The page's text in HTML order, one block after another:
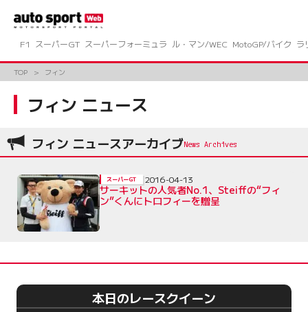
ツ
ス
F1 スーパーGT スーパーフォーミュラ ル・マン/WEC MotoGP/バイク ラ
TOP フィン
フィン ニュース
フィン ニュースアーカイブ
サーキットの人気者No.1、Steiffの“フィ
ン”くんにトロフィーを贈呈
スーパーGT 2016-04-13
本日のレースクイーン